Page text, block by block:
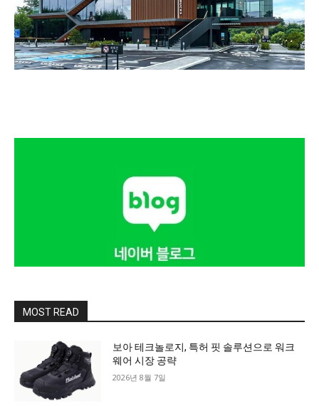
MOST READ
보아 테크놀로지, 특허 핏 솔루션으로 워크
웨어 시장 공략
2026년 8월 7일